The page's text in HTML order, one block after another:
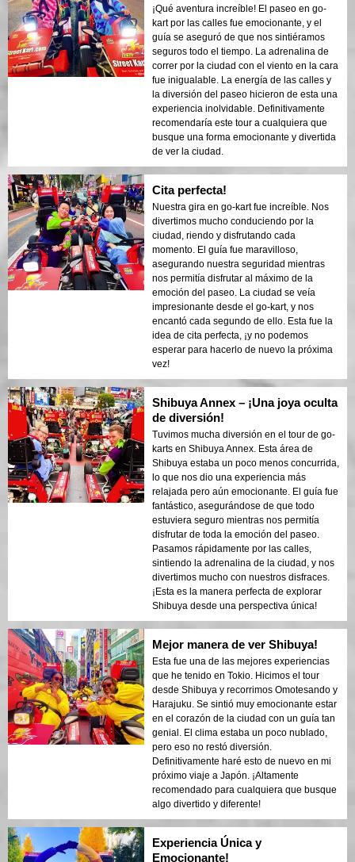
¡Qué aventura increíble! El paseo en go-
kart por las calles fue emocionante, y el
guía se aseguró de que nos sintiéramos
seguros todo el tiempo. La adrenalina de
correr por la ciudad con el viento en la cara
fue inigualable. La energía de las calles y
la diversión del paseo hicieron de esta una
experiencia inolvidable. Definitivamente
recomendaría este tour a cualquiera que
busque una forma emocionante y divertida
de ver la ciudad.
Cita perfecta!
Nuestra gira en go-kart fue increíble. Nos
divertimos mucho conduciendo por la
ciudad, riendo y disfrutando cada
momento. El guía fue maravilloso,
asegurando nuestra seguridad mientras
nos permitía disfrutar al máximo de la
emoción del paseo. La ciudad se veía
impresionante desde el go-kart, y nos
encantó cada segundo de ello. Esta fue la
idea de cita perfecta, ¡y no podemos
esperar para hacerlo de nuevo la próxima
vez!
Shibuya Annex – ¡Una joya oculta
de diversión!
Tuvimos mucha diversión en el tour de go-
karts en Shibuya Annex. Esta área de
Shibuya estaba un poco menos concurrida,
lo que nos dio una experiencia más
relajada pero aún emocionante. El guía fue
fantástico, asegurándose de que todo
estuviera seguro mientras nos permitía
disfrutar de toda la emoción del paseo.
Pasamos rápidamente por las calles,
sintiendo la adrenalina de la ciudad, y nos
divertimos mucho con nuestros disfraces.
¡Esta es la manera perfecta de explorar
Shibuya desde una perspectiva única!
Mejor manera de ver Shibuya!
Esta fue una de las mejores experiencias
que he tenido en Tokio. Hicimos el tour
desde Shibuya y recorrimos Omotesando y
Harajuku. Se sintió muy emocionante estar
en el corazón de la ciudad con un guía tan
genial. El clima estaba un poco nublado,
pero eso no restó diversión.
Definitivamente haré esto de nuevo en mi
próximo viaje a Japón. ¡Altamente
recomendado para cualquiera que busque
algo divertido y diferente!
Experiencia Única y
Emocionante!